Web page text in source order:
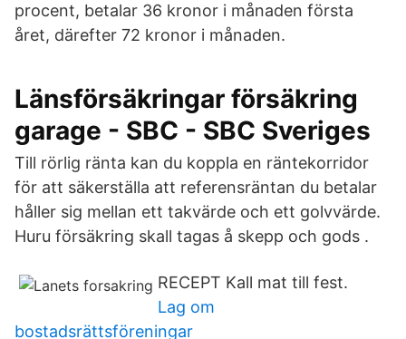
procent, betalar 36 kronor i månaden första
året, därefter 72 kronor i månaden.
Länsförsäkringar försäkring
garage - SBC - SBC Sveriges
Till rörlig ränta kan du koppla en räntekorridor
för att säkerställa att referensräntan du betalar
håller sig mellan ett takvärde och ett golvvärde.
Huru försäkring skall tagas å skepp och gods .
RECEPT Kall mat till fest.
Lag om
bostadsrättsföreningar